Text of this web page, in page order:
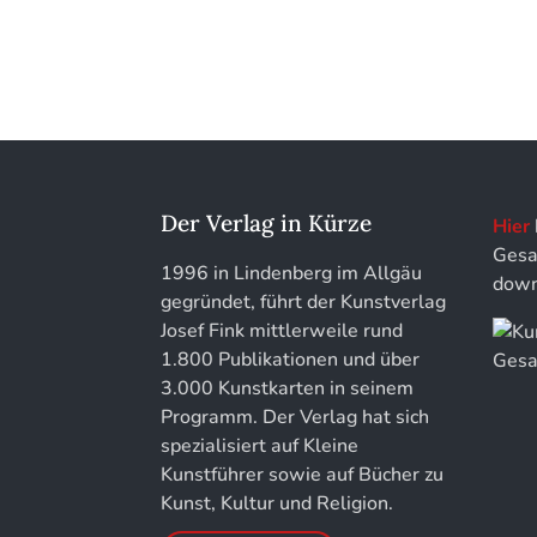
Kunstführer PQ
Kunstführer Sch
Kunstführer St
Kunstführer T-V
Kunstführer W
Schlösser und Gärten
Der Verlag in Kürze
1996 in Lindenberg im Allgäu
gegründet, führt der Kunstverlag
Josef Fink mittlerweile rund
1.800 Publikationen und über
3.000 Kunstkarten in seinem
Programm. Der Verlag hat sich
spezialisiert auf Kleine
Kunstführer sowie auf Bücher zu
Kunst, Kultur und Religion.
Hier